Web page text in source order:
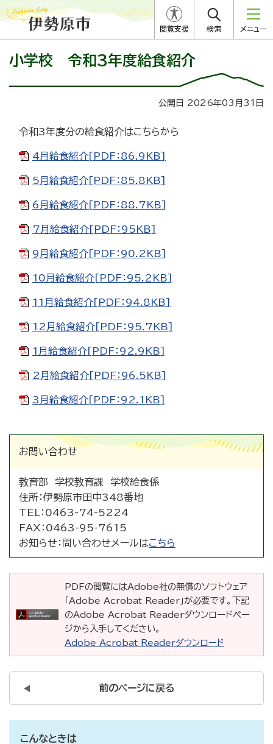
閲覧支援 検索 メニュー
小学校 令和3年度給食紹介
公開日 2026年03月31日
令和3年度分の給食紹介はこちらから
4月給食紹介[PDF：86.9KB]
5月給食紹介[PDF：85.8KB]
6月給食紹介[PDF：88.7KB]
7月給食紹介[PDF：95KB]
9月給食紹介[PDF：90.2KB]
10月給食紹介[PDF：95.2KB]
11月給食紹介[PDF：94.8KB]
12月給食紹介[PDF：95.7KB]
1月給食紹介[PDF：92.9KB]
2月給食紹介[PDF：96.5KB]
3月給食紹介[PDF：92.1KB]
お問い合わせ
教育部 学校教育課 学校給食係
住所：伊勢原市田中348番地
TEL： 0463-74-5224
FAX： 0463-95-7615
お知らせ： 問い合わせメールはこちら
PDFの閲覧にはAdobe社の無償のソフトウェア
「Adobe Acrobat Reader」が必要です。下記
のAdobe Acrobat Readerダウンロードペー
ジから入手してください。
Adobe Acrobat Readerダウンロード
前のページに戻る
こんなときは